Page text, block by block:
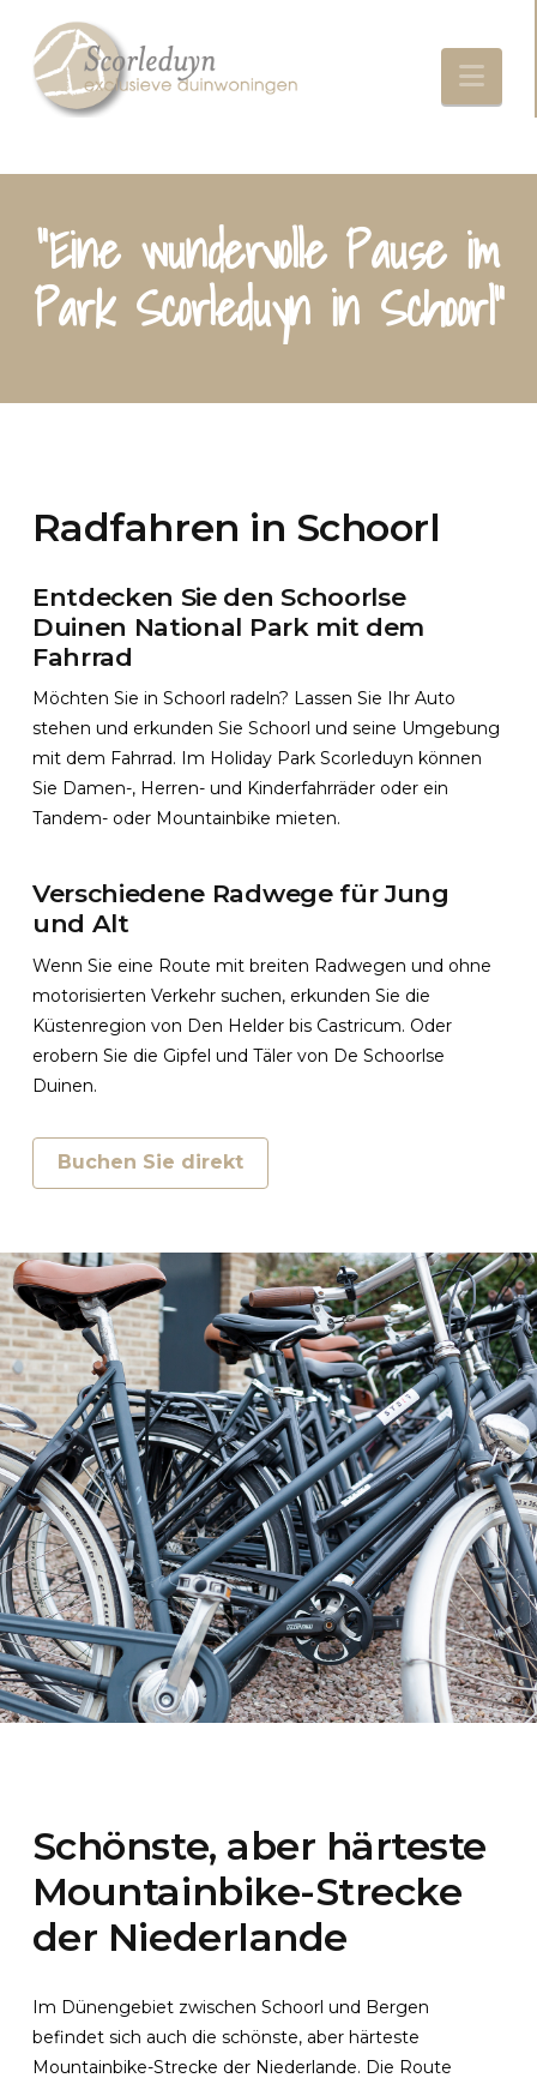
"Eine wundervolle Pause im
Park Scorleduyn in Schoorl"
Radfahren in Schoorl
Entdecken Sie den Schoorlse
Duinen National Park mit dem
Fahrrad
Möchten Sie in Schoorl radeln? Lassen Sie Ihr Auto
stehen und erkunden Sie Schoorl und seine Umgebung
mit dem Fahrrad. Im Holiday Park Scorleduyn können
Sie Damen-, Herren- und Kinderfahrräder oder ein
Tandem- oder Mountainbike mieten.
Verschiedene Radwege für Jung
und Alt
Wenn Sie eine Route mit breiten Radwegen und ohne
motorisierten Verkehr suchen, erkunden Sie die
Küstenregion von Den Helder bis Castricum. Oder
erobern Sie die Gipfel und Täler von De Schoorlse
Duinen.
Buchen Sie direkt
Schönste, aber härteste
Mountainbike-Strecke
der Niederlande
Im Dünengebiet zwischen Schoorl und Bergen
befindet sich auch die schönste, aber härteste
Mountainbike-Strecke der Niederlande. Die Route